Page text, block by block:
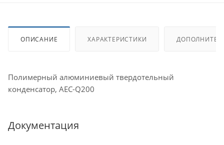
ОПИСАНИЕ ХАРАКТЕРИСТИКИ
Полимерный алюминиевый твердотельный
конденсатор, AEC-Q200
Документация